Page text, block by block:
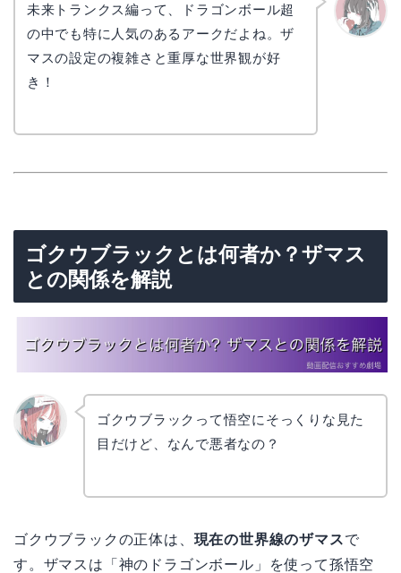
未来トランクス編って、ドラゴンボール超
の中でも特に人気のあるアークだよね。ザ
マスの設定の複雑さと重厚な世界観が好
き！
ゴクウブラックとは何者か？ザマス
との関係を解説
ゴクウブラックって悟空にそっくりな見た
目だけど、なんで悪者なの？
ゴクウブラックの正体は、 現在の世界線のザマスで
す。ザマスは「神のドラゴンボール」を使って孫悟空